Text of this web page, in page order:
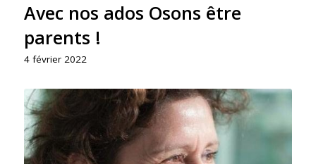
Avec nos ados Osons être
parents !
4 février 2022